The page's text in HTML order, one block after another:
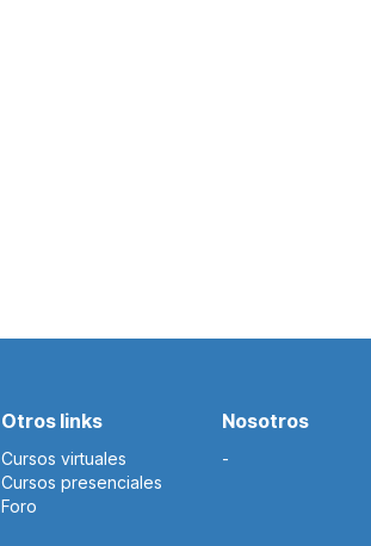
Nosotros
-​
Otros links
Cursos virtuales
Cursos presenciales
Foro